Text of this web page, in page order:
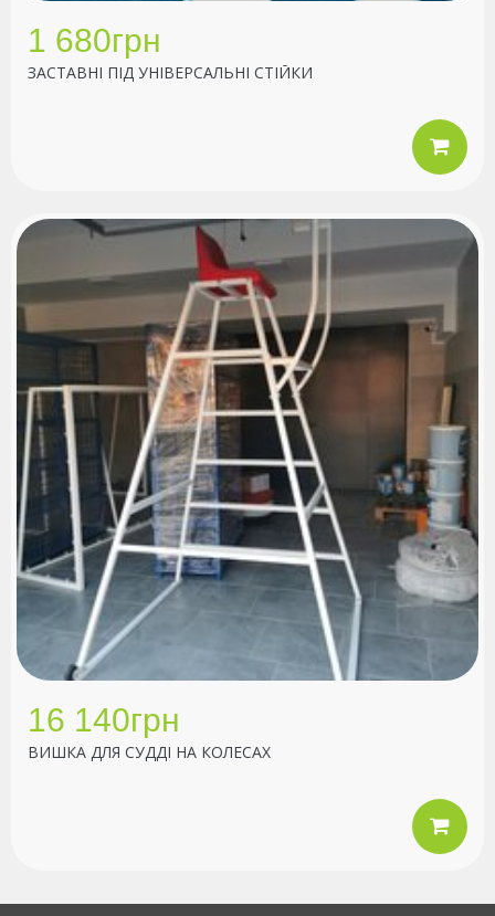
1 680грн
ЗАСТАВНІ ПІД УНІВЕРСАЛЬНІ СТІЙКИ
16 140грн
ВИШКА ДЛЯ СУДДІ НА КОЛЕСАХ